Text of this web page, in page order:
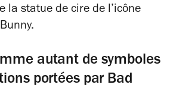
la statue de cire de l’icône
autant de symboles
portées par Bad